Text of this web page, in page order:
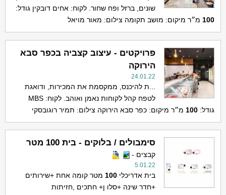
שונים, ברזל ופח שחור. לקוח: אחים דובקין גודל:
100 מ״ר מיקום: מושב תקומה צילום: מאור מויאל
פרויקטים - עיצוב קצביה בכפר סבא
הירוקה
24.01.22
...ת להיכנס, ממקסמת את המכירות, ודואגת
לטפח קהל לקוחות נאמן ואוהב. לקוח: MBS
גודל: 100 מ״ר מיקום: כפר סבא הירוקה צילום: תמיר רוגובסקי
סימבולים / בלוקים - בית 100 מטר
קבצים -
5.01.22
בית אדריכלי100 מטר קומה אחת +שירותים
+חדר שינה +סלו ן+ חתכים ,חזיתות